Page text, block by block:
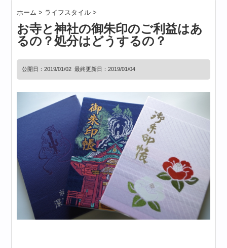
ホーム > ライフスタイル >
お寺と神社の御朱印のご利益はあ
るの？処分はどうするの？
公開日：2019/01/02 最終更新日：2019/01/04